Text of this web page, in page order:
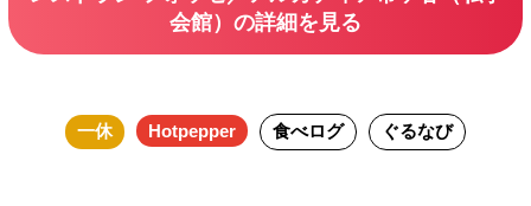
い。
会館）の詳細を見る
一休 Hotpepper 食べログ ぐるなび